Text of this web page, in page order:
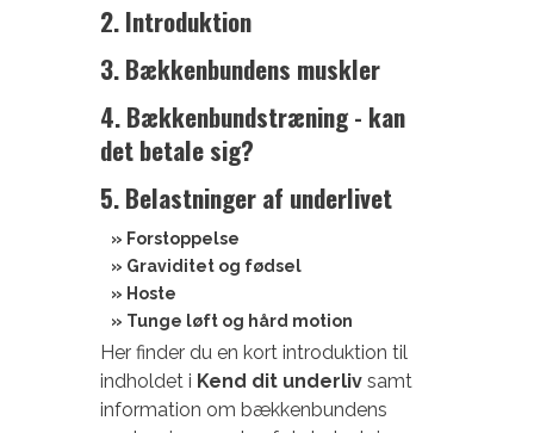
2. Introduktion
3. Bækkenbundens muskler
4. Bækkenbundstræning - kan
det betale sig?
5. Belastninger af underlivet
» Forstoppelse
» Graviditet og fødsel
» Hoste
» Tunge løft og hård motion
Her finder du en kort introduktion til
indholdet i Kend dit underliv samt
information om bækkenbundens